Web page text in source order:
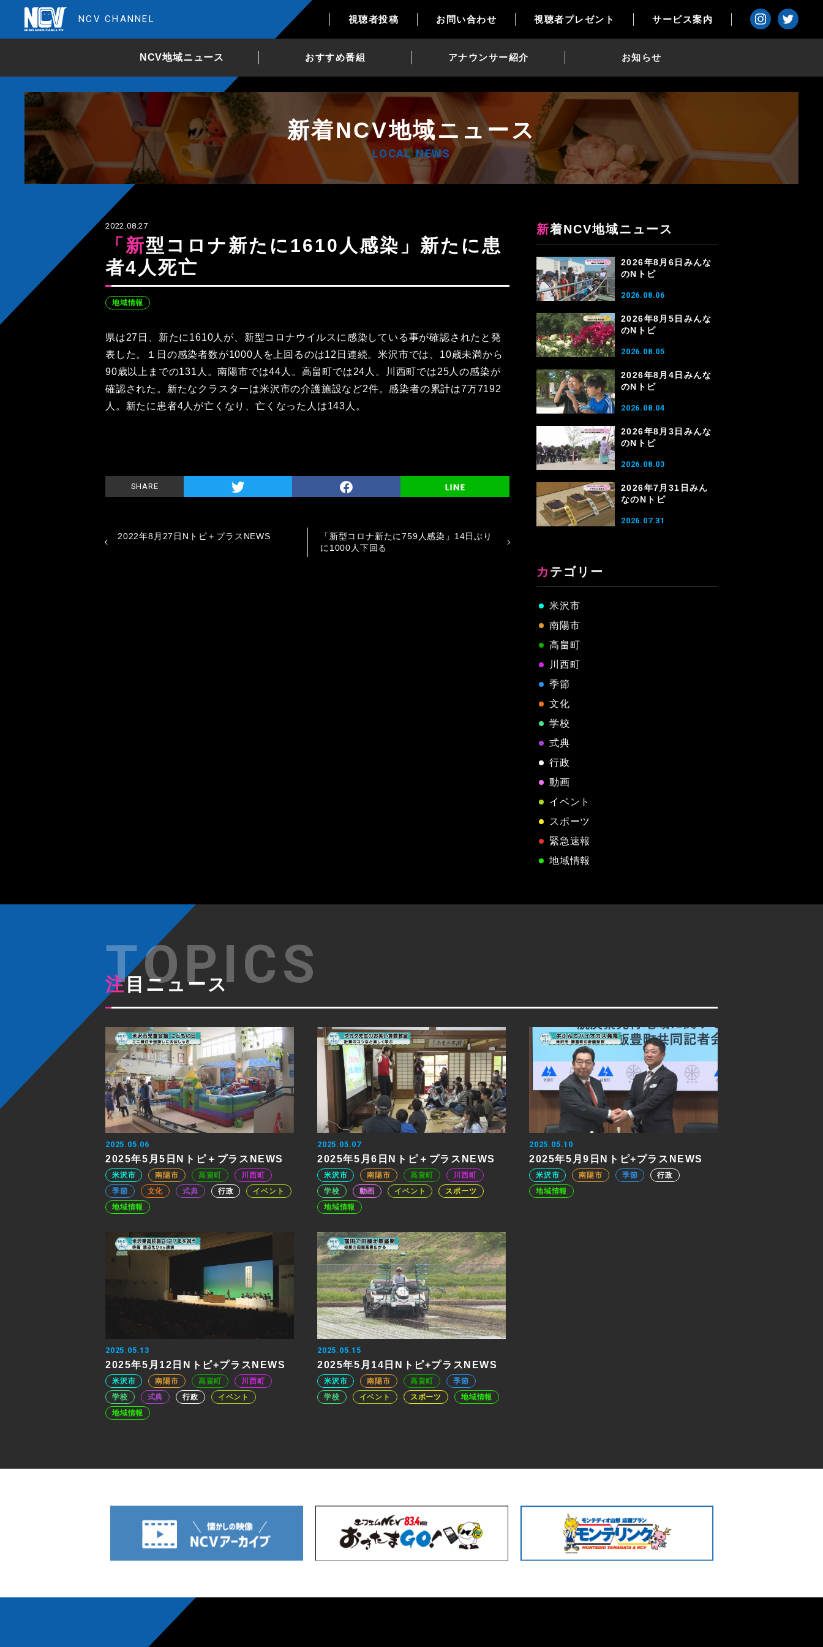
NCV CHANNEL 視聴者投稿 お問い合わせ 視聴者プレゼント サービス案内
NCV地域ニュース おすすめ番組 アナウンサー紹介 お知らせ
新着NCV地域ニュース
LOCAL NEWS
2022.08.27
「新型コロナ新たに1610人感染」新たに患
者4人死亡
地域情報
県は27日、新たに1610人が、新型コロナウイルスに感染している事が確認されたと発
表した。１日の感染者数が1000人を上回るのは12日連続。米沢市では、10歳未満から
90歳以上までの131人。南陽市では44人。高畠町では24人。川西町では25人の感染が
確認された。新たなクラスターは米沢市の介護施設など2件。感染者の累計は7万7192
人。新たに患者4人が亡くなり、亡くなった人は143人。
SHARE
2022年8月27日Nトピ＋プラスNEWS
「新型コロナ新たに759人感染」14日ぶり
に1000人下回る
新着NCV地域ニュース
2026年8月6日みんな
のNトピ
2026.08.06
2026年8月5日みんな
のNトピ
2026.08.05
2026年8月4日みんな
のNトピ
2026.08.04
2026年8月3日みんな
のNトピ
2026.08.03
2026年7月31日みん
なのNトピ
2026.07.31
カテゴリー
米沢市
南陽市
高畠町
川西町
季節
文化
学校
式典
行政
動画
イベント
スポーツ
緊急速報
地域情報
注目ニュース
2025.05.06
2025年5月5日Nトピ＋プラスNEWS
米沢市 南陽市 高畠町
川西町
季節
文化 式典 行政
イベント
地域情報
2025.05.07
2025年5月6日Nトピ＋プラスNEWS
米沢市 南陽市 高畠町
川西町
学校
動画 イベント
スポーツ
地域情報
2025.05.10
2025年5月9日Nトピ+プラスNEWS
米沢市 南陽市 季節
行政
地域情報
2025.05.13
2025年5月12日Nトピ+プラスNEWS
米沢市 南陽市 高畠町
川西町
学校
式典 行政
イベント
地域情報
2025.05.15
2025年5月14日Nトピ+プラスNEWS
米沢市 南陽市 高畠町
季節
学校
イベント スポーツ 地域情報